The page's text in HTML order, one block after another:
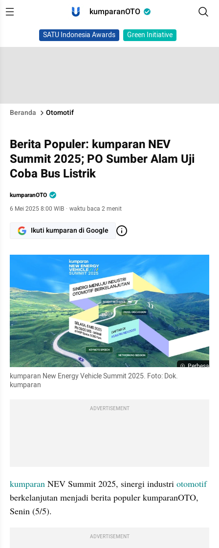
kumparanOTO
SATU Indonesia Awards Green Initiative
Beranda Otomotif
Berita Populer: kumparan NEV
Summit 2025; PO Sumber Alam Uji
Coba Bus Listrik
kumparanOTO
6 Mei 2025 8:00 WIB · waktu baca 2 menit
Ikuti kumparan di Google
Perbesar
kumparan New Energy Vehicle Summit 2025. Foto: Dok.
kumparan
ADVERTISEMENT
kumparan NEV Summit 2025, sinergi industri otomotif
berkelanjutan menjadi berita populer kumparanOTO,
Senin (5/5).
ADVERTISEMENT